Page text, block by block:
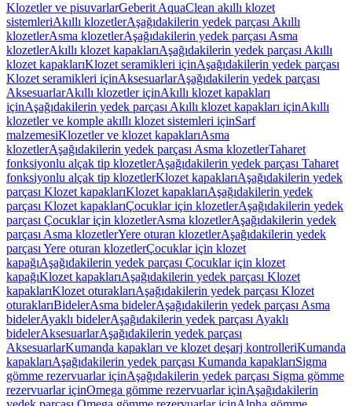
Klozetler ve pisuvarlarGeberit AquaClean akıllı klozet
sistemleriAkıllı klozetlerAşağıdakilerin yedek parçası Akıllı
klozetlerAsma klozetlerAşağıdakilerin yedek parçası Asma
klozetlerAkıllı klozet kapaklarıAşağıdakilerin yedek parçası Akıllı
klozet kapaklarıKlozet seramikleri içinAşağıdakilerin yedek parçası
Klozet seramikleri içinAksesuarlarAşağıdakilerin yedek parçası
AksesuarlarAkıllı klozetler içinAkıllı klozet kapakları
içinAşağıdakilerin yedek parçası Akıllı klozet kapakları içinAkıllı
klozetler ve komple akıllı klozet sistemleri içinSarf
malzemesiKlozetler ve klozet kapaklarıAsma
klozetlerAşağıdakilerin yedek parçası Asma klozetlerTaharet
fonksiyonlu alçak tip klozetlerAşağıdakilerin yedek parçası Taharet
fonksiyonlu alçak tip klozetlerKlozet kapaklarıAşağıdakilerin yedek
parçası Klozet kapaklarıKlozet kapaklarıAşağıdakilerin yedek
parçası Klozet kapaklarıÇocuklar için klozetlerAşağıdakilerin yedek
parçası Çocuklar için klozetlerAsma klozetlerAşağıdakilerin yedek
parçası Asma klozetlerYere oturan klozetlerAşağıdakilerin yedek
parçası Yere oturan klozetlerÇocuklar için klozet
kapağıAşağıdakilerin yedek parçası Çocuklar için klozet
kapağıKlozet kapaklarıAşağıdakilerin yedek parçası Klozet
kapaklarıKlozet oturaklarıAşağıdakilerin yedek parçası Klozet
oturaklarıBidelerAsma bidelerAşağıdakilerin yedek parçası Asma
bidelerAyaklı bidelerAşağıdakilerin yedek parçası Ayaklı
bidelerAksesuarlarAşağıdakilerin yedek parçası
AksesuarlarKumanda kapakları ve klozet deşarj kontrolleriKumanda
kapaklarıAşağıdakilerin yedek parçası Kumanda kapaklarıSigma
gömme rezervuarlar içinAşağıdakilerin yedek parçası Sigma gömme
rezervuarlar içinOmega gömme rezervuarlar içinAşağıdakilerin